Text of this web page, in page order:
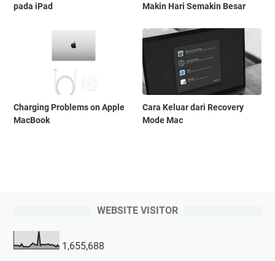
pada iPad
Makin Hari Semakin Besar
Charging Problems on Apple
MacBook
Cara Keluar dari Recovery
Mode Mac
WEBSITE VISITOR
1,655,688